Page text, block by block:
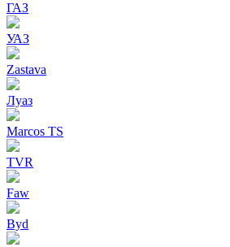
ГАЗ
УАЗ
Zastava
Луаз
Marcos TS
TVR
Faw
Byd